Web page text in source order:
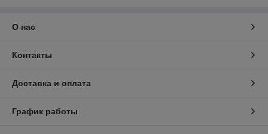
О нас
Контакты
Доставка и оплата
График работы